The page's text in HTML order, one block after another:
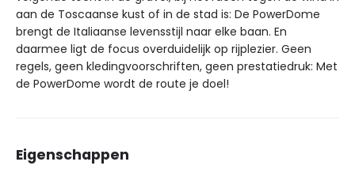
aan de Toscaanse kust of in de stad is: De PowerDome
brengt de Italiaanse levensstijl naar elke baan. En
daarmee ligt de focus overduidelijk op rijplezier. Geen
regels, geen kledingvoorschriften, geen prestatiedruk: Met
de PowerDome wordt de route je doel!
Eigenschappen